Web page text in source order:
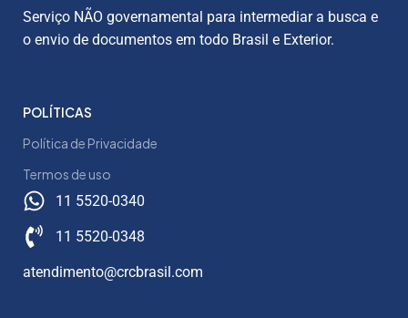
Serviço NÃO governamental para intermediar a busca e
o envio de documentos em todo Brasil e Exterior.
POLÍTICAS
Política de Privacidade
Termos de uso
11 5520-0340
11 5520-0348
atendimento@crcbrasil.com